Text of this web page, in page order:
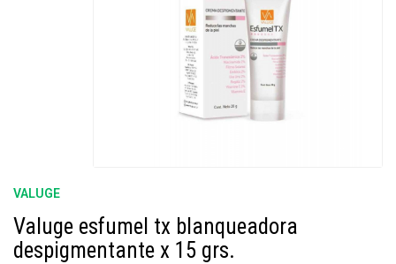
VALUGE
Valuge esfumel tx blanqueadora
despigmentante x 15 grs.